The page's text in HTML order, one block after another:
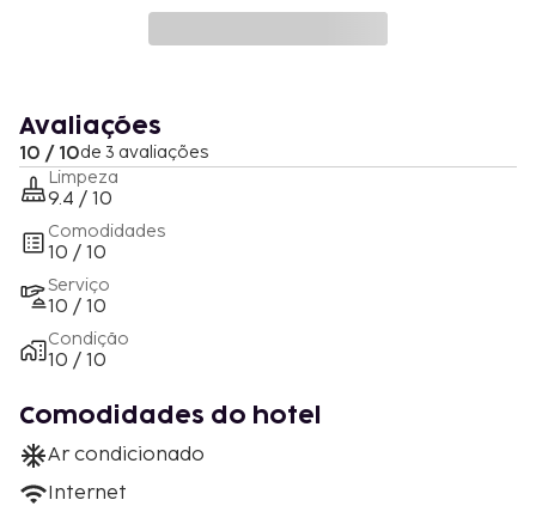
Avaliações
10 / 10de 3 avaliações
Limpeza
9.4 / 10
Comodidades
10 / 10
Serviço
10 / 10
Condição
10 / 10
Comodidades do hotel
Ar condicionado
Internet